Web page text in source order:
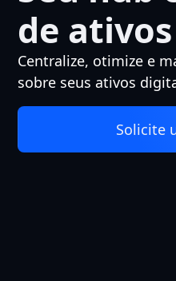
de
Centralize, otimize e
sobre seus ativos
Solicite